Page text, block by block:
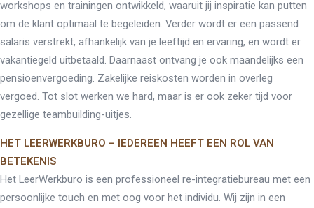
Modulaire dienstverlening
WerkFit maken re-integratie
WerkFit in combinatie met
Budgetcoaching
NaarWerk re-integratie
WerkBehoud
Starten als zelfstandige
Budgetcoaching
Uitkeringsinstantie
Aanvraag hand-out
LeerWerkburo
Werkgevers
workshops en trainingen ontwikkeld, waaruit jij inspiratie kan putten
om de klant optimaal te begeleiden. Verder wordt er een passend
salaris verstrekt, afhankelijk van je leeftijd en ervaring, en wordt er
vakantiegeld uitbetaald. Daarnaast ontvang je ook maandelijks een
pensioenvergoeding. Zakelijke reiskosten worden in overleg
vergoed. Tot slot werken we hard, maar is er ook zeker tijd voor
gezellige teambuilding-uitjes.
HET LEERWERKBURO – IEDEREEN HEEFT EEN ROL VAN
BETEKENIS
Het LeerWerkburo is een professioneel re-integratiebureau met een
persoonlijke touch en met oog voor het individu. Wij zijn in een